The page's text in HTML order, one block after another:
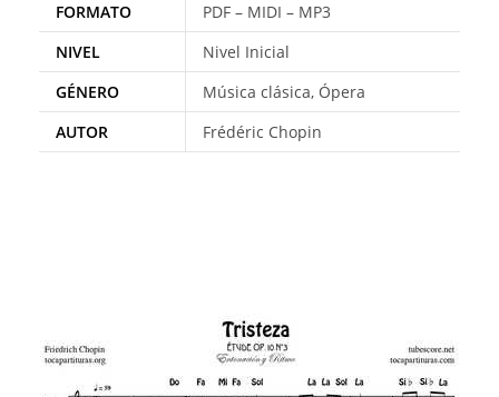
FORMATO
PDF – MIDI – MP3
NIVEL
Nivel Inicial
GÉNERO
Música clásica, Ópera
AUTOR
Frédéric Chopin